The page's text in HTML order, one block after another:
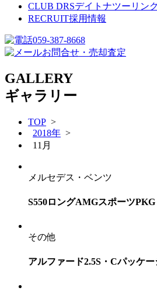
CLUB DRSデイトナツーリン
RECRUIT採用情報
059-387-8668
お問合せ・売却査定
GALLERY
ギャラリー
TOP >
2018年 >
11月
メルセデス・ベンツ
S550ロングAMGスポーツPKG
その他
アルファード2.5S・Cパッケ